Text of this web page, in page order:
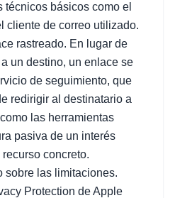
básicos como el
cliente de correo utilizado.
rastreado. En lugar de
un destino, un enlace se
de seguimiento, que
redirigir al destinatario a
las herramientas
pasiva de un interés
concreto.
sobre las limitaciones.
Protection de Apple